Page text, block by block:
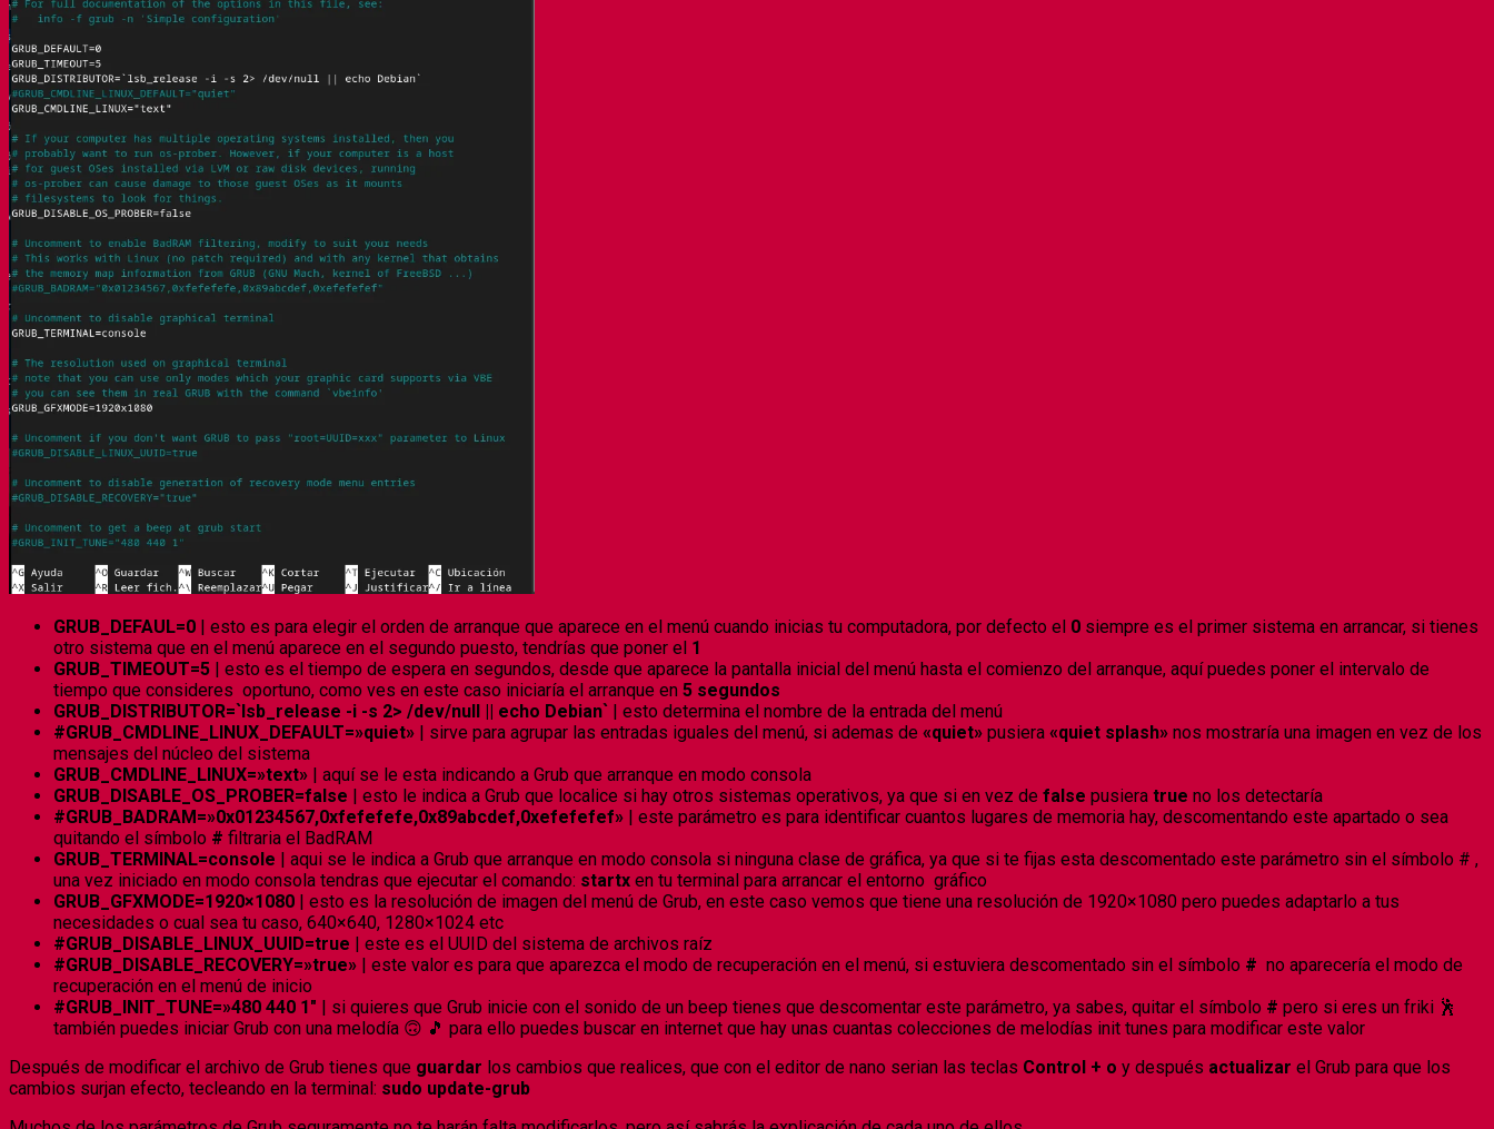
GRUB_DEFAUL=0 | esto es para elegir el orden de arranque que aparece en el menú cuando inicias tu computadora, por defecto el 0 siempre es el primer sistema en arrancar, si tienes
otro sistema que en el menú aparece en el segundo puesto, tendrías que poner el 1
GRUB_TIMEOUT=5 | esto es el tiempo de espera en segundos, desde que aparece la pantalla inicial del menú hasta el comienzo del arranque, aquí puedes poner el intervalo de
tiempo que consideres oportuno, como ves en este caso iniciaría el arranque en 5 segundos
GRUB_DISTRIBUTOR=`lsb_release -i -s 2> /dev/null || echo Debian` | esto determina el nombre de la entrada del menú
#GRUB_CMDLINE_LINUX_DEFAULT=»quiet» | sirve para agrupar las entradas iguales del menú, si ademas de «quiet» pusiera «quiet splash» nos mostraría una imagen en vez de los
mensajes del núcleo del sistema
GRUB_CMDLINE_LINUX=»text» | aquí se le esta indicando a Grub que arranque en modo consola
GRUB_DISABLE_OS_PROBER=false | esto le indica a Grub que localice si hay otros sistemas operativos, ya que si en vez de false pusiera true no los detectaría
#GRUB_BADRAM=»0x01234567,0xfefefefe,0x89abcdef,0xefefefef» | este parámetro es para identificar cuantos lugares de memoria hay, descomentando este apartado o sea
quitando el símbolo # filtraria el BadRAM
GRUB_TERMINAL=console | aqui se le indica a Grub que arranque en modo consola si ninguna clase de gráfica, ya que si te fijas esta descomentado este parámetro sin el símbolo # ,
una vez iniciado en modo consola tendras que ejecutar el comando: startx en tu terminal para arrancar el entorno gráfico
GRUB_GFXMODE=1920×1080 | esto es la resolución de imagen del menú de Grub, en este caso vemos que tiene una resolución de 1920×1080 pero puedes adaptarlo a tus
necesidades o cual sea tu caso, 640×640, 1280×1024 etc
#GRUB_DISABLE_LINUX_UUID=true | este es el UUID del sistema de archivos raíz
#GRUB_DISABLE_RECOVERY=»true» | este valor es para que aparezca el modo de recuperación en el menú, si estuviera descomentado sin el símbolo # no aparecería el modo de
recuperación en el menú de inicio
#GRUB_INIT_TUNE=»480 440 1″ | si quieres que Grub inicie con el sonido de un beep tienes que descomentar este parámetro, ya sabes, quitar el símbolo # pero si eres un friki 🕺
también puedes iniciar Grub con una melodía 🙃 🎵 para ello puedes buscar en internet que hay unas cuantas colecciones de melodías init tunes para modificar este valor
Después de modificar el archivo de Grub tienes que guardar los cambios que realices, que con el editor de nano serian las teclas Control + o y después actualizar el Grub para que los
cambios surjan efecto, tecleando en la terminal: sudo update-grub